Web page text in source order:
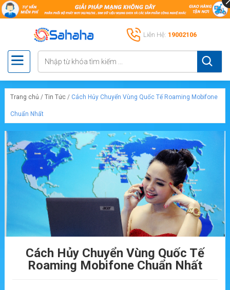
Liên Hệ: 19002106
Trang chủ / Tin Tức / Cách Hủy Chuyển Vùng Quốc Tế Roaming Mobifone
Chuẩn Nhất
Cách Hủy Chuyển Vùng Quốc Tế
Roaming Mobifone Chuẩn Nhất